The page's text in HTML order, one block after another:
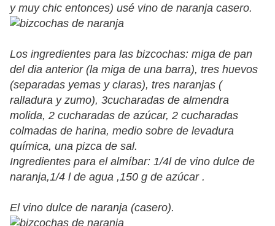
y muy chic entonces) usé vino de naranja casero.
Los ingredientes para las bizcochas: miga de pan
del dia anterior (la miga de una barra), tres huevos
(separadas yemas y claras), tres naranjas (
ralladura y zumo), 3cucharadas de almendra
molida, 2 cucharadas de azúcar, 2 cucharadas
colmadas de harina, medio sobre de levadura
química, una pizca de sal.
Ingredientes para el almíbar: 1/4l de vino dulce de
naranja,1/4 l de agua ,150 g de azúcar .
El vino dulce de naranja (casero).